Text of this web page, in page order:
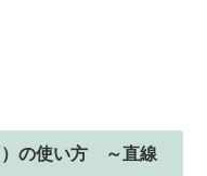
）の使い方 ～直線